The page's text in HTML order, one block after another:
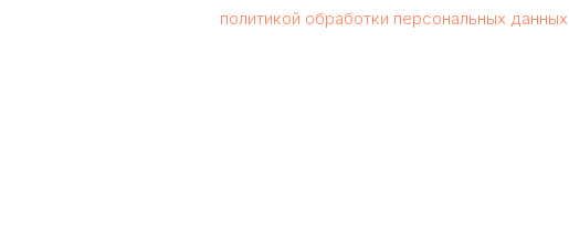
политикой обработки персональных данных